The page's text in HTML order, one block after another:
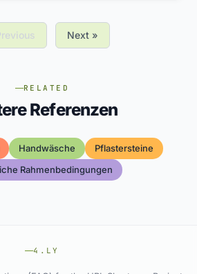
Next »
RELATED
Referenzen
Handwäsche
Pflastersteine
Rahmenbedingungen
4.LY